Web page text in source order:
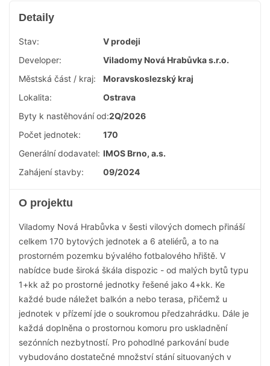
Detaily
Stav:
V prodeji
Developer:
Viladomy Nová Hrabůvka s.r.o.
Městská část / kraj:
Moravskoslezský kraj
Lokalita:
Ostrava
Byty k nastěhování od:2Q/2026
Počet jednotek:
170
Generální dodavatel: IMOS Brno, a.s.
Zahájení stavby:
09/2024
O projektu
Viladomy Nová Hrabůvka v šesti vilových domech přináší
celkem 170 bytových jednotek a 6 ateliérů, a to na
prostorném pozemku bývalého fotbalového hřiště. V
nabídce bude široká škála dispozic - od malých bytů typu
1+kk až po prostorné jednotky řešené jako 4+kk. Ke
každé bude náležet balkón a nebo terasa, přičemž u
jednotek v přízemí jde o soukromou předzahrádku. Dále je
každá doplněna o prostornou komoru pro uskladnění
sezónních nezbytností. Pro pohodlné parkování bude
vybudováno dostatečné množství stání situovaných v